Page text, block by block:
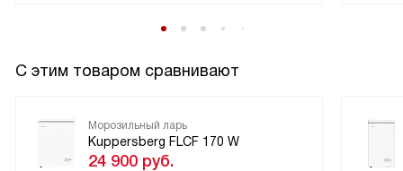
С этим товаром сравнивают
Морозильный ларь
Kuppersberg FLCF 170 W
24 900 руб.